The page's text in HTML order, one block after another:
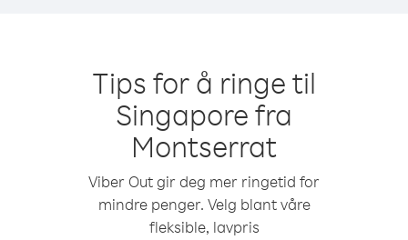
Tips for å ringe til
Singapore fra
Montserrat
Viber Out gir deg mer ringetid for
mindre penger. Velg blant våre
fleksible, lavpris